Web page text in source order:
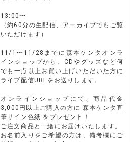
13:00〜
（約60分の生配信、アーカイブでもご覧
いただけます）
11/1〜11/28までに森本ケンタオンラ
インショップから、CDやグッズなど何
でも一点以上お買い上げいただいた方に
ライブ配信URLをお送りします。
オンラインショップにて、商品代金
3,000円以上ご購入の方に 森本ケンタ直
筆サイン色紙 をプレゼント！
ご注文商品と一緒にお届けいたします。
お名前入りをご希望の方は、備考欄にご